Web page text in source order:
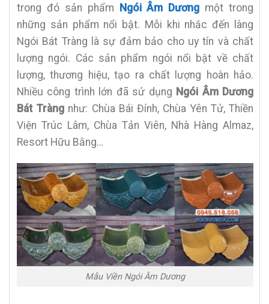
trong đó sản phẩm Ngói Âm Dương một trong
những sản phẩm nổi bật. Mỗi khi nhắc đến làng
Ngói Bát Tràng là sự đảm bảo cho uy tín và chất
lượng ngói. Các sản phẩm ngói nổi bật về chất
lượng, thương hiệu, tạo ra chất lượng hoàn hảo.
Nhiều công trình lớn đã sử dụng Ngói Âm Dương
Bát Tràng như: Chùa Bái Đính, Chùa Yên Tử, Thiền
Viện Trúc Lâm, Chùa Tản Viên, Nhà Hàng Almaz,
Resort Hữu Bằng…
Mẫu Viền Ngói Âm Dương